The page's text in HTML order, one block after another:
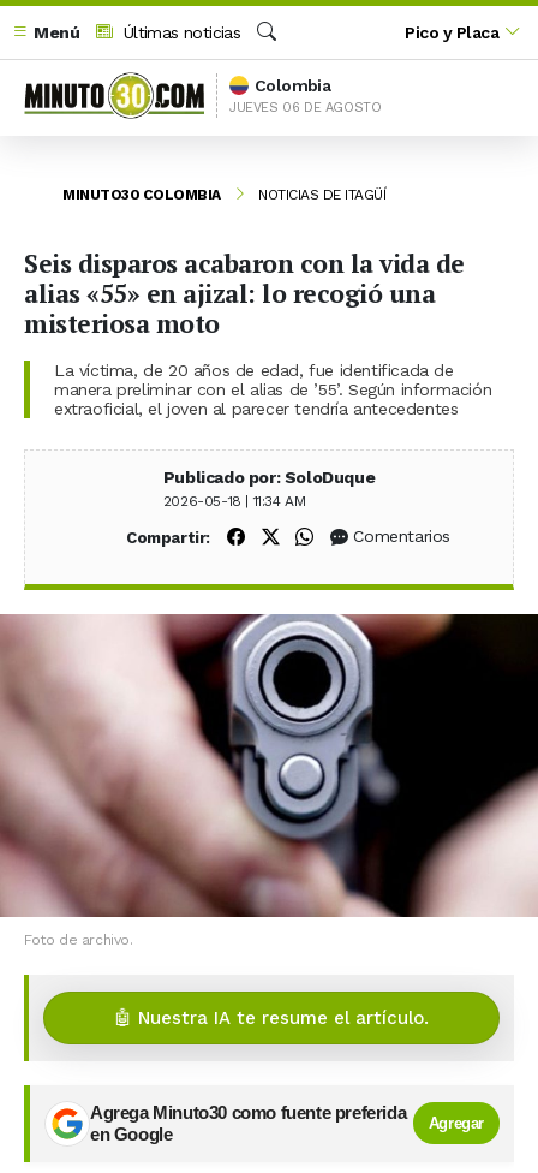
Menú
Últimas noticias
Buscar
Pico y Placa
Colombia
JUEVES 06 DE AGOSTO
MINUTO30 COLOMBIA NOTICIAS DE ITAGÜÍ
Seis disparos acabaron con la vida de
alias «55» en ajizal: lo recogió una
misteriosa moto
La víctima, de 20 años de edad, fue identificada de
manera preliminar con el alias de ’55’. Según información
extraoficial, el joven al parecer tendría antecedentes
Publicado por: SoloDuque
2026-05-18 | 11:34 AM
Compartir: Compartir en Facebook
Compartir en X (Twitter)
Compartir en WhatsApp
Comentarios
Foto de archivo.
🤖 Nuestra IA te resume el artículo.
Agrega Minuto30 como fuente preferida
en Google
Agregar